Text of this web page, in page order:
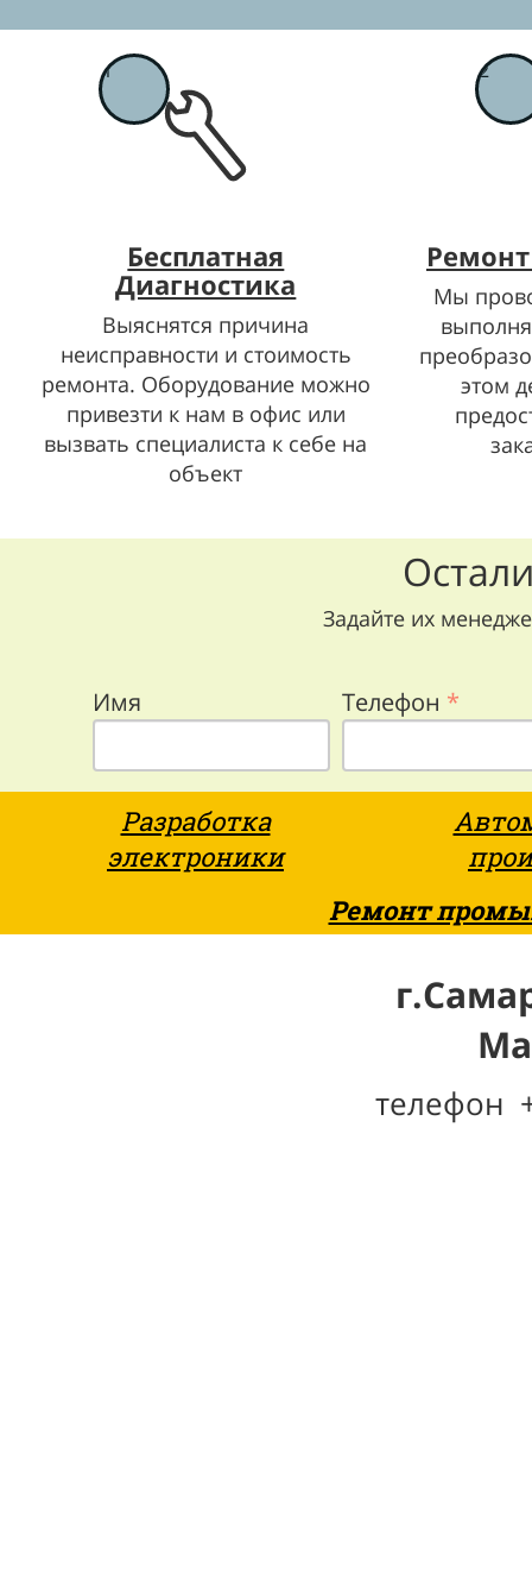
1
Бесплатная
Диагностика
Выяснятся причина
неисправности и стоимость
ремонта. Оборудование можно
привезти к нам в офис или
вызвать специалиста к себе на
объект
2
Мы
этом
Задайте их
Имя Телефон *
Разработка
электроники
Ремонт
телефон